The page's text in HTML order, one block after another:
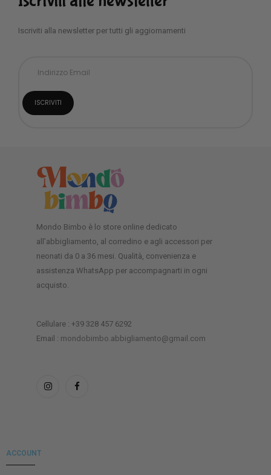
Iscriviti alla newsletter per tutti gli aggiornamenti
Mondo Bimbo è lo store online dedicato
all’abbigliamento, al corredino e agli accessori per
neonati da 0 a 36 mesi. Qualità, convenienza e
assistenza WhatsApp per accompagnarti in ogni
acquisto.
Cellulare : +39 328 457 6292
Email : mondobimbo.abbigliamento@gmail.com
ACCOUNT